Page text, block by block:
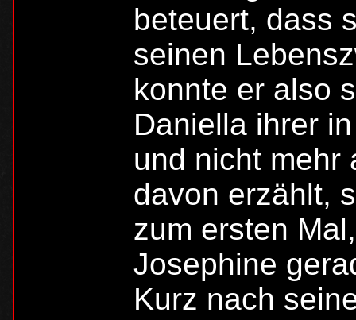
beteuert, dass
seinen
konnte er also
Daniella ihrer
und nicht mehr
davon erzählt,
zum ersten
Josephine
Kurz nach